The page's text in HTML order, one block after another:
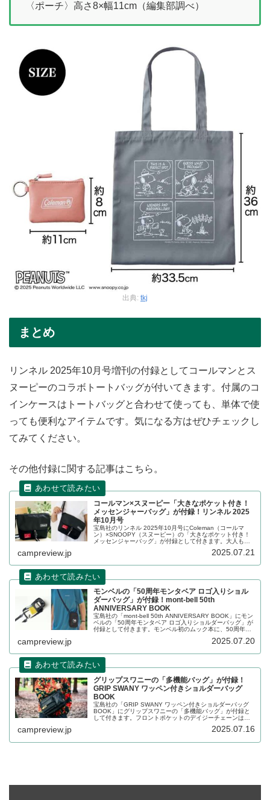
〈ポーチ〉高さ8×幅11cm（編集部調べ）
出典: tkj
まとめ
リンネル 2025年10月号増刊の付録としてコールマンとス
ヌーピーのコラボトートバッグが付いてきます。付属のコ
インケースはトートバッグと合わせて使っても、単体で使
っても便利なアイテムです。気になる方はぜひチェックし
てみてください。
その他付録に関する記事はこちら。
コールマン×スヌーピー「大きなポケット付き！
メッセンジャーバッグ」が付録！リンネル 2025
年10月号
宝島社のリンネル 2025年10月号にColeman（コールマ
ン）×SNOOPY（スヌーピー）の「大きなポケット付き！
メッセンジャーバッグ」が付録として付きます。大人も子
くいフラップや大きなポケット付きでとても機能的です。
campreview.jp 2025.07.21
モンベルの「50周年モンタベア ロゴ入りショル
ダーバッグ」が付録！mont-bell 50th
ANNIVERSARY BOOK
宝島社の「mont-bell 50th ANNIVERSARY BOOK」にモン
ベルの「50周年モンタベア ロゴ入りショルダーバッグ」が
付録として付きます。モンベル初のムック本に、50周年記
て付きます。2層式でお財布機能もついた便利なアイテムで
campreview.jp 2025.07.20
グリップスワニーの「多機能バッグ」が付録！
GRIP SWANY ワッペン付きショルダーバッグ
BOOK
宝島社の「GRIP SWANY ワッペン付きショルダーバッグ
BOOK」にグリップスワニーの「多機能バッグ」が付録と
して付きます。フロントポケットのデイジーチェーンは一
脱できるだけでなく、お好みのワッペンを付けてカスタム
campreview.jp 2025.07.16